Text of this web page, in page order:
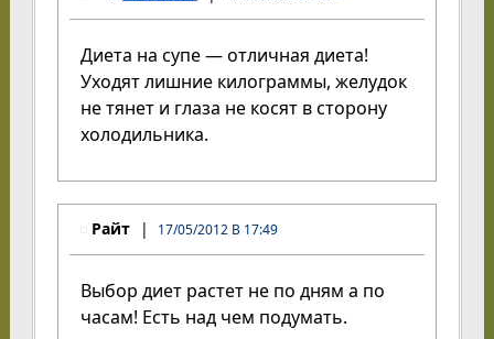
Диета на супе — отличная диета!
Уходят лишние килограммы, желудок
не тянет и глаза не косят в сторону
холодильника.
Райт 17/05/2012 В 17:49
Выбор диет растет не по дням а по
часам! Есть над чем подумать.